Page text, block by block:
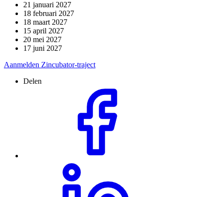
21 januari 2027
18 februari 2027
18 maart 2027
15 april 2027
20 mei 2027
17 juni 2027
Aanmelden Zincubator-traject
Delen